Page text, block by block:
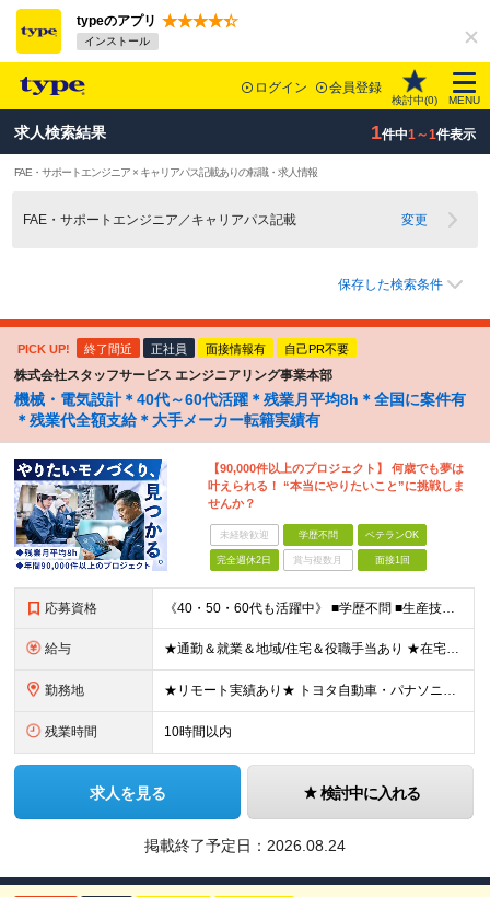
typeのアプリ
インストール
ログイン 会員登録
検討中(0) MENU
求人検索結果 1件中1～1件表示
FAE・サポートエンジニア × キャリアパス記載ありの転職・求人情報
FAE・サポートエンジニア／キャリアパス記載 変更
保存した検索条件
PICK UP! 終了間近 正社員 面接情報有 自己PR不要
株式会社スタッフサービス エンジニアリング事業本部
機械・電気設計＊40代～60代活躍＊残業月平均8h＊全国に案件有
＊残業代全額支給＊大手メーカー転籍実績有
【90,000件以上のプロジェクト】 何歳でも夢は
叶えられる！ “本当にやりたいこと”に挑戦しま
せんか？
未経験歓迎 学歴不問 ベテランOK
完全週休2日 賞与複数月 面接1回
応募資格 《40・50・60代も活躍中》 ■学歴不問 ■生産技術・生産管理・品質保証・評価・設計いずれかの実務経験をお持ちの方 ▽こんな方にオススメです！▽ 「経験を活かして幅広いプロジェクトに携わりたい」
給与 ★通勤＆就業＆地域/住宅＆役職手当あり ★在宅勤務実績あり ★残業代は全額支給 ★選べる給与制度あり！ ■東京・神奈川・千葉・埼玉勤務の場合 月給24.5万円～55万円＋諸手当 （残業代は全額支給）
勤務地 ★リモート実績あり★ トヨタ自動車・パナソニック・東芝など大手メーカーでのポストも多数！ 全国の取引先での就業となります（沖縄を除く） 『地元で働きたい』という希望に、業界トップクラス約7,00
残業時間 10時間以内
求人を見る 検討中に入れる
掲載終了予定日： 2026.08.24